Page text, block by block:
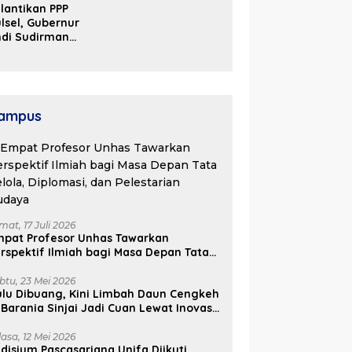
PPP
Gubernur
Sudirman
17 Juli 2026
Profesor Unhas Tawarkan
Ilmiah bagi Masa Depan Tata
23 Mei 2026
Dibuang, Kini Limbah Daun Cengkeh
Sinjai Jadi Cuan Lewat Inovasi
12 Mei 2026